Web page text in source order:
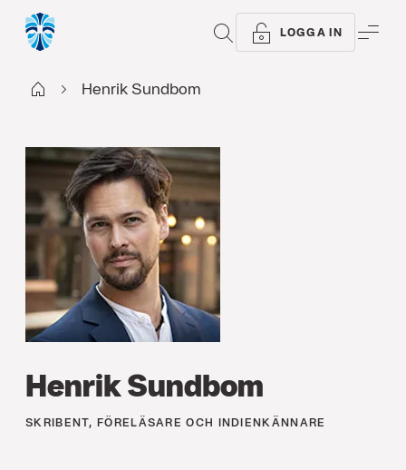
SÖK LOGGA IN
Start Henrik Sundbom
Henrik Sundbom
SKRIBENT, FÖRELÄSARE OCH INDIENKÄNNARE